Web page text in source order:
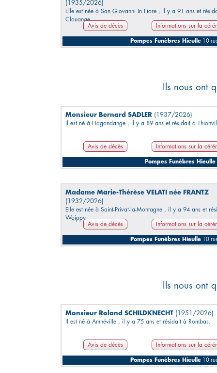
(1935/2026)
Elle est née à San Giovanni In Fiore , il y a 91 ans et
Clouange.
Avis de décès
Informations sur la
Pompes Funèbres Hieulle 10
Ils nous ont
Monsieur Bernard SADLER (1937/2026)
Il est né à Hagondange , il y a 89 ans et résidait à
Avis de décès Informations sur la
Pompes Funèbres Hieulle
Madame Marie-Thérèse VELATI née FRANTZ
(1932/2026)
Elle est née à Saint-Privat-la-Montagne , il y a 94 ans et
Woippy.
Avis de décès
Informations sur la
Pompes Funèbres Hieulle 10
Ils nous ont
Monsieur Roland SCHILDKNECHT (1951/2026)
Il est né à Amnéville , il y a 75 ans et résidait à Rombas.
Avis de décès Informations sur la
Pompes Funèbres Hieulle 10